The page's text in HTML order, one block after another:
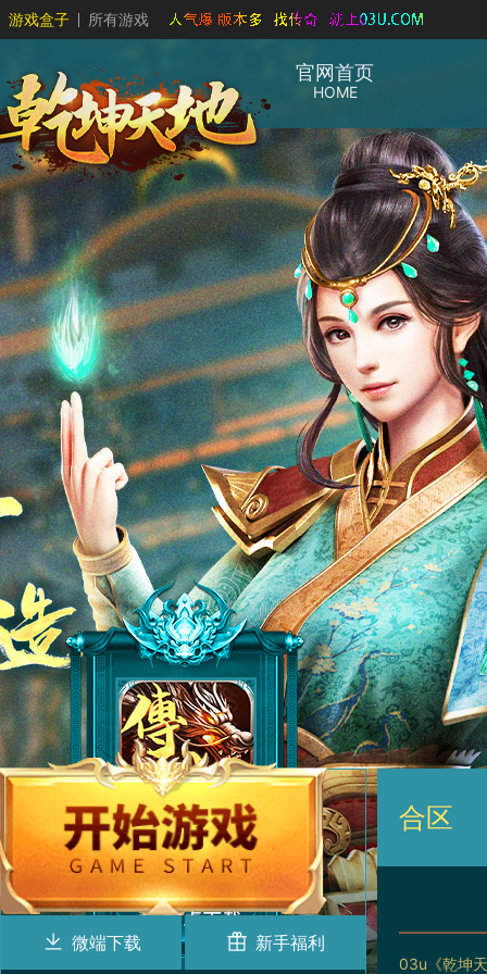
游戏盒子 所有游戏
官网首页
HOME
微端下载 新手福利
合区
03u《乾坤